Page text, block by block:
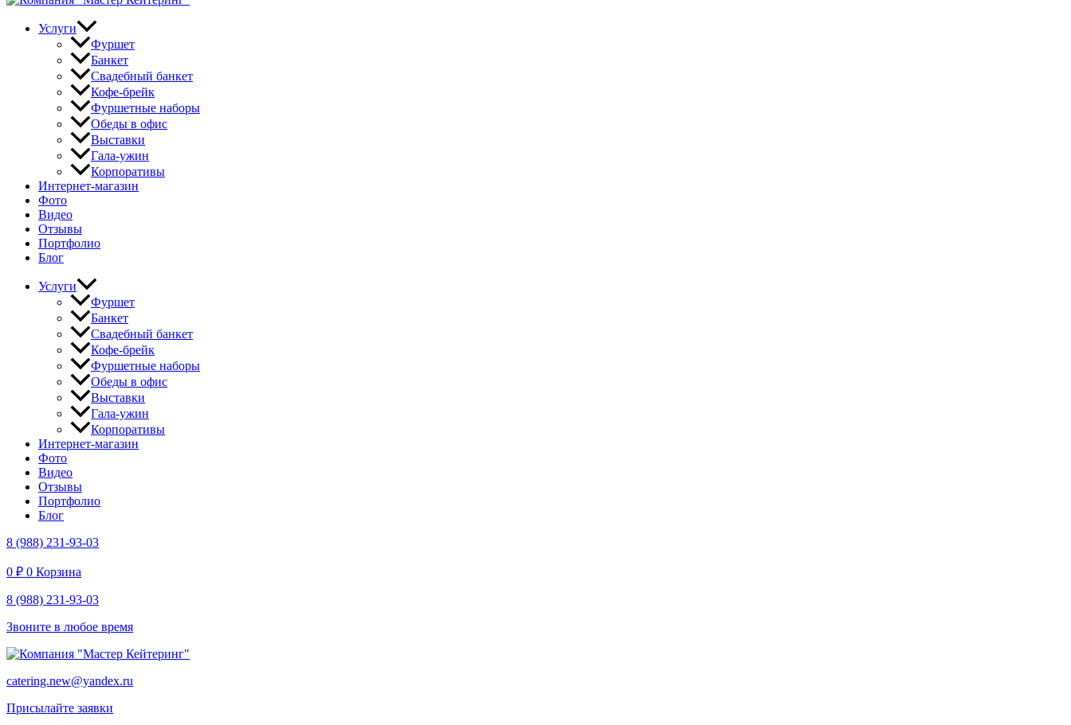
Услуги
Фуршет
Банкет
Свадебный банкет
Кофе-брейк
Фуршетные наборы
Обеды в офис
Выставки
Гала-ужин
Корпоративы
Интернет-магазин
Фото
Видео
Отзывы
Портфолио
Блог
Услуги
Фуршет
Банкет
Свадебный банкет
Кофе-брейк
Фуршетные наборы
Обеды в офис
Выставки
Гала-ужин
Корпоративы
Интернет-магазин
Фото
Видео
Отзывы
Портфолио
Блог
8 (988) 231-93-03
0 ₽ 0 Корзина
8 (988) 231-93-03
Звоните в любое время
catering.new@yandex.ru
Присылайте заявки